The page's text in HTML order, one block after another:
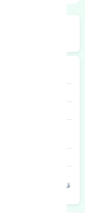
برای اطلاع از
قیمت